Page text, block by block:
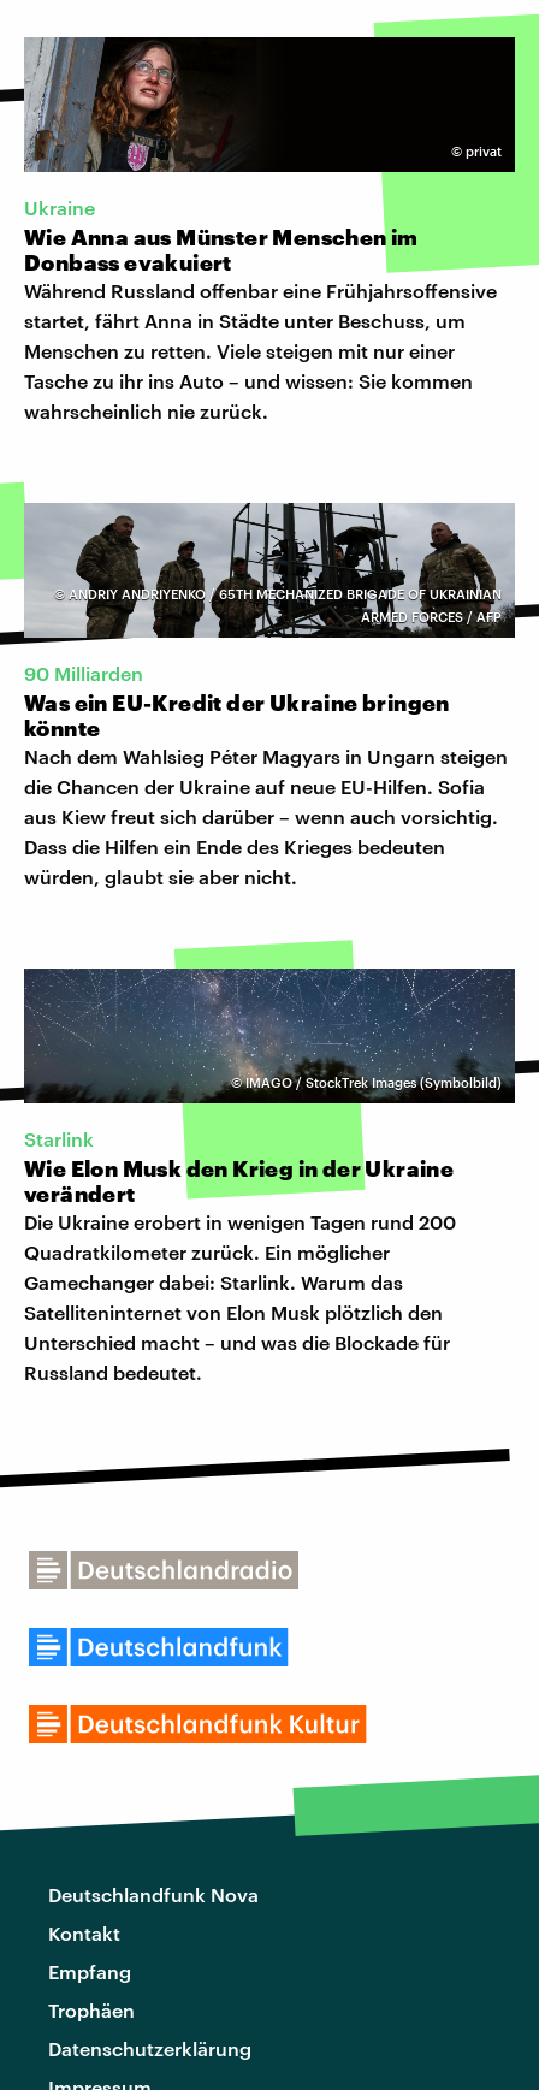
© privat
Ukraine
Wie Anna aus Münster Menschen im
Donbass evakuiert
Während Russland offenbar eine Frühjahrsoffensive
startet, fährt Anna in Städte unter Beschuss, um
Menschen zu retten. Viele steigen mit nur einer
Tasche zu ihr ins Auto – und wissen: Sie kommen
wahrscheinlich nie zurück.
© ANDRIY ANDRIYENKO / 65TH MECHANIZED BRIGADE OF UKRAINIAN
ARMED FORCES / AFP
90 Milliarden
Was ein EU-Kredit der Ukraine bringen
könnte
Nach dem Wahlsieg Péter Magyars in Ungarn steigen
die Chancen der Ukraine auf neue EU-Hilfen. Sofia
aus Kiew freut sich darüber – wenn auch vorsichtig.
Dass die Hilfen ein Ende des Krieges bedeuten
würden, glaubt sie aber nicht.
©IMAGO / StockTrek Images (Symbolbild)
Starlink
Wie Elon Musk den Krieg in der Ukraine
verändert
Die Ukraine erobert in wenigen Tagen rund 200
Quadratkilometer zurück. Ein möglicher
Gamechanger dabei: Starlink. Warum das
Satelliteninternet von Elon Musk plötzlich den
Unterschied macht – und was die Blockade für
Russland bedeutet.
Deutschlandfunk Nova
Kontakt
Empfang
Trophäen
Datenschutzerklärung